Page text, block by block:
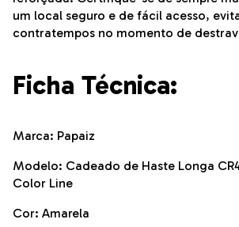
um local seguro e de fácil acesso,
contratempos no momento de
Ficha Técnica:
Marca: Papaiz
Modelo: Cadeado de Haste Longa
Color Line
Cor: Amarela